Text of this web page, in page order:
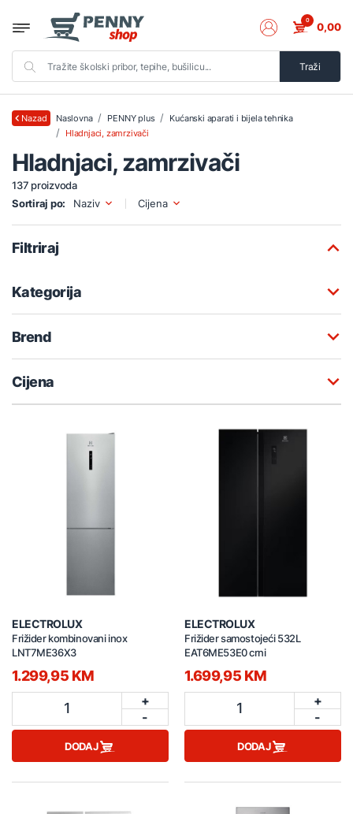
Traži
0 0,00
Nazad Naslovna PENNY plus
Kućanski aparati i bijela tehnika
Hladnjaci, zamrzivači
Hladnjaci, zamrzivači
137 proizvoda
Sortiraj po:
Naziv Cijena
Filtriraj
Kategorija
Brend
Cijena
ELECTROLUX
Frižider kombinovani inox
LNT7ME36X3
1.299,95 KM
1
+
-
DODAJ
ELECTROLUX
Frižider samostojeći 532L
EAT6ME53E0 crni
1.699,95 KM
1
+
-
DODAJ